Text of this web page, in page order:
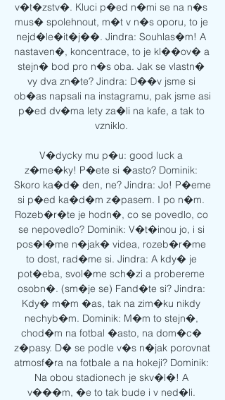
v�t�zstv�. Kluci p�ed n�mi se na n�s
mus� spolehnout, m�t v n�s oporu, to je
nejd�le�it�j��. Jindra: Souhlas�m! A
nastaven�, koncentrace, to je kl��ov� a
stejn� bod pro n�s oba. Jak se vlastn�
vy dva zn�te? Jindra: D��v jsme si
ob�as napsali na instagramu, pak jsme asi
p�ed dv�ma lety za�li na kafe, a tak to
vzniklo.
V�dycky mu p�u: good luck a
z�me�ky! P�ete si �asto? Dominik:
Skoro ka�d� den, ne? Jindra: Jo! P�eme
si p�ed ka�d�m z�pasem. I po n�m.
Rozeb�r�te je hodn�, co se povedlo, co
se nepovedlo? Dominik: V�t�inou jo, i si
pos�l�me n�jak� videa, rozeb�r�me
to dost, rad�me si. Jindra: A kdy� je
pot�eba, svol�me sch�zi a probereme
osobn�. (sm�je se) Fand�te si? Jindra:
Kdy� m�m �as, tak na zim�ku nikdy
nechyb�m. Dominik: M�m to stejn�,
chod�m na fotbal �asto, na dom�c�
z�pasy. D� se podle v�s n�jak porovnat
atmosf�ra na fotbale a na hokeji? Dominik:
Na obou stadionech je skv�l�! A
v���m, �e to tak bude i v ned�li.